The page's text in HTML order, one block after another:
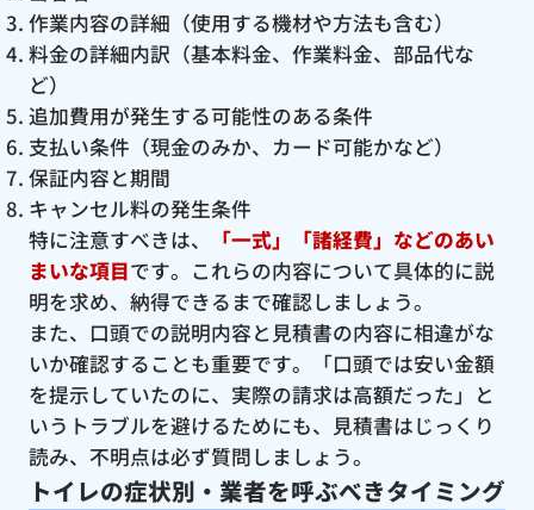
作業内容の詳細（使用する機材や方法も含む）
料金の詳細内訳（基本料金、作業料金、部品代な
ど）
追加費用が発生する可能性のある条件
支払い条件（現金のみか、カード可能かなど）
保証内容と期間
キャンセル料の発生条件
特に注意すべきは、
「一式」「諸経費」などのあい
まいな項目です。これらの内容について具体的に説
明を求め、納得できるまで確認しましょう。
また、口頭での説明内容と見積書の内容に相違がな
いか確認することも重要です。「口頭では安い金額
を提示していたのに、実際の請求は高額だった」と
いうトラブルを避けるためにも、見積書はじっくり
読み、不明点は必ず質問しましょう。
トイレの症状別・業者を呼ぶべきタイミング